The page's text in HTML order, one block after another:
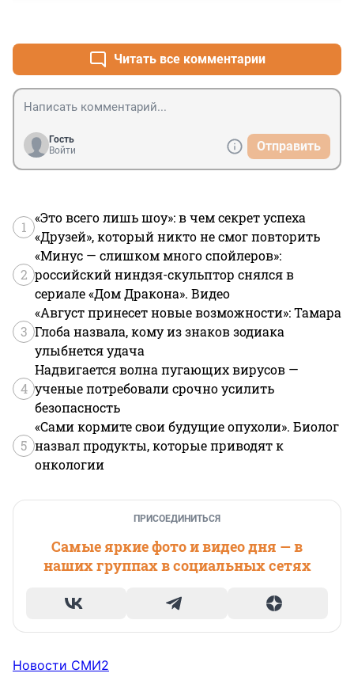
Читать все комментарии
Гость
Войти
Отправить
1
«Это всего лишь шоу»: в чем секрет успеха
«Друзей», который никто не смог повторить
2
«Минус — слишком много спойлеров»:
российский ниндзя-скульптор снялся в
сериале «Дом Дракона». Видео
3
«Август принесет новые возможности»: Тамара
Глоба назвала, кому из знаков зодиака
улыбнется удача
4
Надвигается волна пугающих вирусов —
ученые потребовали срочно усилить
безопасность
5
«Сами кормите свои будущие опухоли». Биолог
назвал продукты, которые приводят к
онкологии
ПРИСОЕДИНИТЬСЯ
Самые яркие фото и видео дня — в
наших группах в социальных сетях
Новости СМИ2